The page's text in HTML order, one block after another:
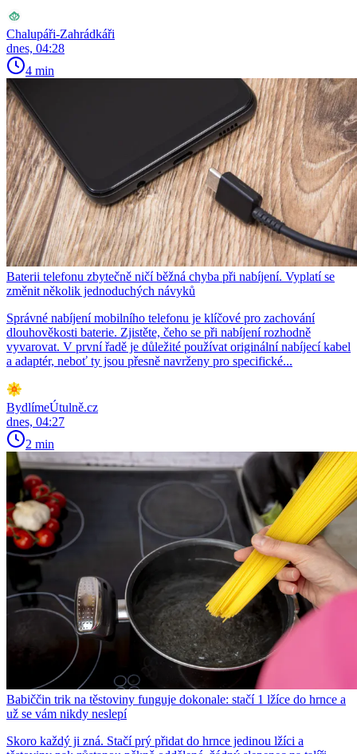
Chalupáři-Zahrádkáři
dnes, 04:28
4 min
Baterii telefonu zbytečně ničí běžná chyba při nabíjení. Vyplatí se
změnit několik jednoduchých návyků
Správné nabíjení mobilního telefonu je klíčové pro zachování
dlouhověkosti baterie. Zjistěte, čeho se při nabíjení rozhodně
vyvarovat. V první řadě je důležité používat originální nabíjecí kabel
a adaptér, neboť ty jsou přesně navrženy pro specifické...
BydlímeÚtulně.cz
dnes, 04:27
2 min
Babiččin trik na těstoviny funguje dokonale: stačí 1 lžíce do hrnce a
už se vám nikdy neslepí
Skoro každý ji zná. Stačí prý přidat do hrnce jedinou lžíci a